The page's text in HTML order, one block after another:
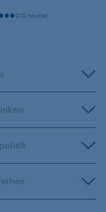
neutral;
dürften nur noch
US-
sind nun erkennbar.
spannend